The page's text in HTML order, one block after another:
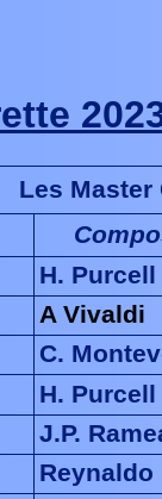
Master
H. Purcell
A Vivaldi
C.
H. Purcell
J.P.
Reynaldo